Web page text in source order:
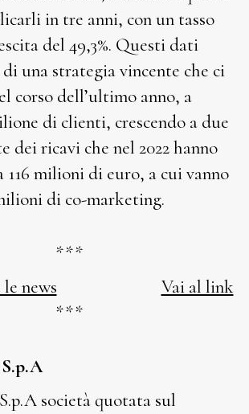
in tre anni, con un tasso
del 49,3%. Questi dati
una strategia vincente che ci
corso dell’ultimo anno, a
di clienti, crescendo a due
dei ricavi che nel 2022 hanno
116 milioni di euro, a cui vanno
di co-marketing.
***
news
Vai al link
***
società quotata sul